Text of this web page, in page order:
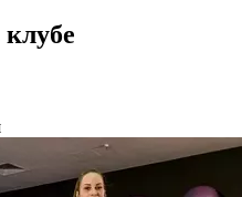
степ-платформы. Включает
базовыми шагами степ-
комбинации.